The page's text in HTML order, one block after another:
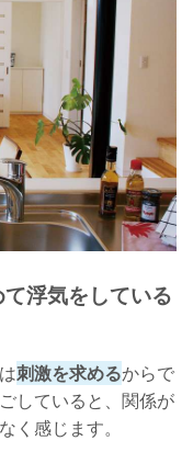
浮気をしている
刺激を求めるからで
していると、関係が
く感じます。